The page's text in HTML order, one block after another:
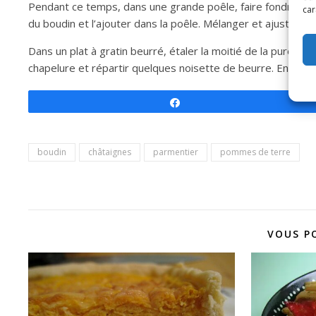
Pendant ce temps, dans une grande poêle, faire fondre
du boudin et l’ajouter dans la poêle. Mélanger et ajuster
Dans un plat à gratin beurré, étaler la moitié de la purée,
chapelure et répartir quelques noisette de beurre.
boudin châtaignes parmentier pommes de terre
VOUS